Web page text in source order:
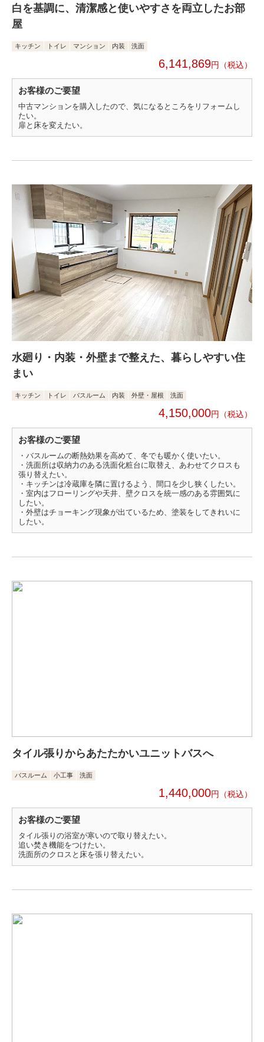
白を基調に、清潔感と使いやすさを両立したお部
屋
キッチン トイレ マンション 内装 洗面
6,141,869円
お客様のご要望
中古マンションを購入したので、気になるところをリフォームし
たい。
扉と床を変えたい。
水廻り・内装・外壁まで整えた、暮らしやすい住
まい
キッチン トイレ バスルーム 内装 外壁・屋根 洗面
4,150,000円
お客様のご要望
・バスルームの断熱効果を高めて、冬でも暖かく使いたい。
・洗面所は収納力のある洗面化粧台に取替え、あわせてクロスも
張り替えたい。
・キッチンは冷蔵庫を隣に置けるよう、間口を少し狭くしたい。
・室内はフローリングや天井、壁クロスを統一感のある雰囲気に
したい。
・外壁はチョーキング現象が出ているため、塗装をしてきれいに
したい。
タイル張りからあたたかいユニットバスへ
バスルーム 小工事 洗面
1,440,000円
お客様のご要望
タイル張りの浴室が寒いので取り替えたい。
追い焚き機能をつけたい。
洗面所のクロスと床を張り替えたい。